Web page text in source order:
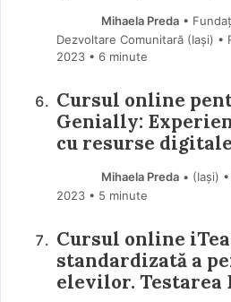
Mihaela Preda•
Dezvoltare Comunitară (Iaşi) •
2023 • 6 minute
Cursul online
Genially:
cu resurse
Mihaela Preda• (Iaşi) •
2023 • 5 minute
Cursul online
standardizată a
elevilor. Testarea